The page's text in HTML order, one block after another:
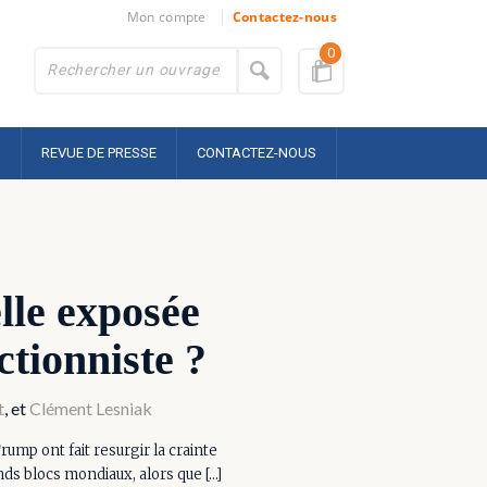
Mon compte Contactez-nous
0
REVUE DE PRESSE CONTACTEZ-NOUS
exposée
?
, etClément Lesniak
ont fait resurgir la crainte
blocs mondiaux, alors que […]